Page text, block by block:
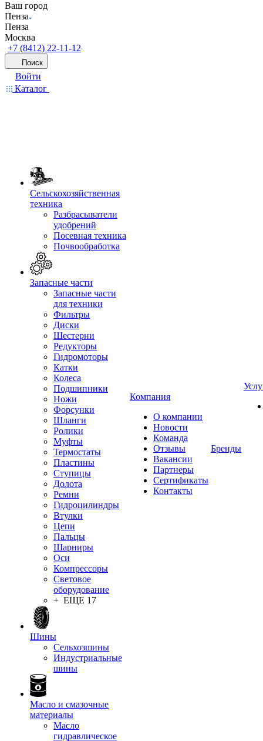
Ваш город
Пенза
Пенза
Москва
+7 (8412) 22-11-12
Поиск
Войти
Каталог
Сельскохозяйственная
техника
Разбрасыватели
удобрений
Посевная техника
Почвообработка
Запасные части
Запасные части
для техники
Фильтры
Диски
Шестерни
Редукторы
Гидромоторы
Катки
Колеса
Подшипники
Ножи
Форсунки
Шланги
Ролики
Муфты
Термостаты
Пластины
Ступицы
Долота
Ремни
Гидроцилиндры
Втулки
Цепи
Пальцы
Шарниры
Оси
Компрессоры
Световое
оборудование
+ ЕЩЕ 17
Шины
Сельхозшины
Индустриальные
шины
Масло и смазочные
материалы
Масло
гидравлическое
Компания
О компании
Новости
Команда
Отзывы
Вакансии
Партнеры
Сертификаты
Контакты
Бренды